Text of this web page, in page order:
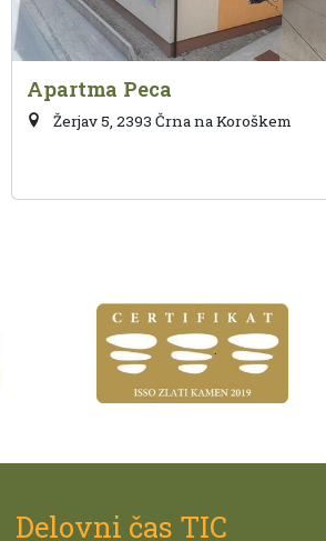
Apartma Peca
Žerjav 5, 2393 Črna na Koroškem
Delovni čas TIC